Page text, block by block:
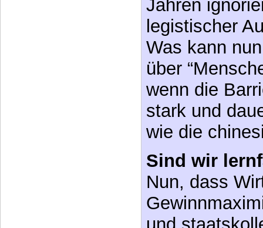
dürfen, wird
Gemeinden,
Jahren
legistischer
Was kann
über
wenn die
stark und
wie die